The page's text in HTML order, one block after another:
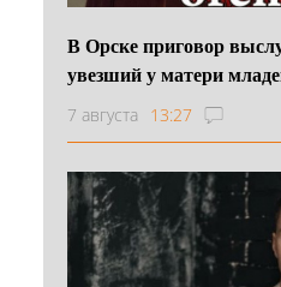
В Орске приговор
увезший у матери
7 августа 13:27